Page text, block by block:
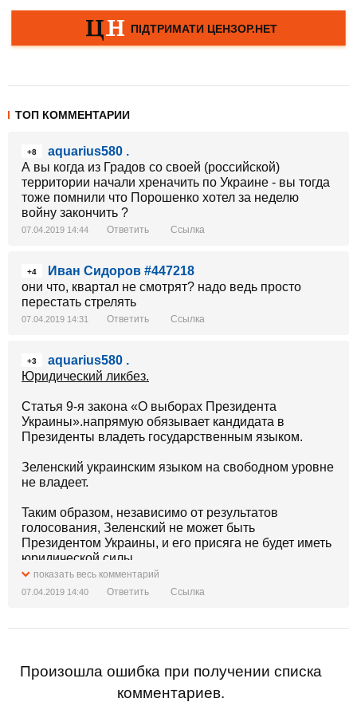
ТОП КОММЕНТАРИИ
+8
aquarius580 .
А вы когда из Градов со своей (российской)
территории начали хреначить по Украине - вы тогда
тоже помнили что Порошенко хотел за неделю
войну закончить ?
07.04.2019 14:44 Ответить Ссылка
+4
Иван Сидоров #447218
они что, квартал не смотрят? надо ведь просто
перестать стрелять
07.04.2019 14:31 Ответить Ссылка
+3
aquarius580 .
Юридический ликбез.
Статья 9-я закона «О выборах Президента
Украины».напрямую обязывает кандидата в
Президенты владеть государственным языком.
Зеленский украинским языком на свободном уровне
не владеет.
Taким образом, независимо от результатов
голосования, Зеленский не может быть
Президентом Украины, и его присяга не будет иметь
юридической силы.
В частности, ни армия, ни госбезопасность ему
Президента Порошенко исполнение обязанностей
Президента Украины автоматически возлагается на
Председателя Верховной Рады Украины.
показать весь комментарий
07.04.2019 14:40 Ответить Ссылка
Произошла ошибка при получении списка
комментариев.